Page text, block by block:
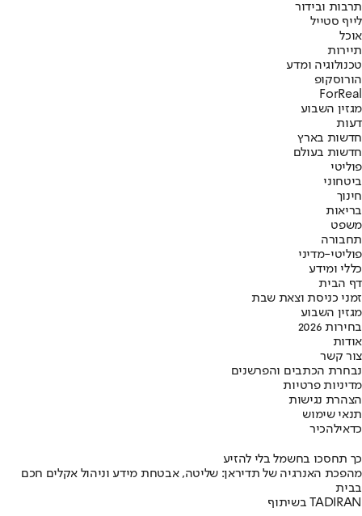
תרבות ובידור
לייף סטייל
אוכל
תיירות
טכנולוגיה ומדע
הורוסקופ
ForReal
מגזין השבוע
דעות
חדשות בארץ
חדשות בעולם
פוליטי
ביטחוני
חינוך
בריאות
משפט
תחבורה
פוליטי-מדיני
כללי ומידע
דף הבית
זמני כניסת וצאת שבת
מגזין השבוע
בחירות 2026
אודות
צור קשר
נבחרת הכתבים והפרשנים
מדיניות פרטיות
הצהרת נגישות
תנאי שימוש
כדאילהכיר
כך תחסכו בחשמל בלי להזיע
מהפכת האנרגיה של תדיראן: שליטה, אבטחת מידע וניהול אקלים חכם
בבית
בשיתוף TADIRAN